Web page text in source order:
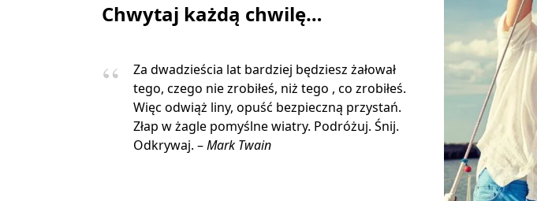
Chwytaj każdą chwilę…
Za dwadzieścia lat bardziej będziesz żałował
tego, czego nie zrobiłeś, niż tego , co zrobiłeś.
Więc odwiąż liny, opuść bezpieczną przystań.
Złap w żagle pomyślne wiatry. Podróżuj. Śnij.
Odkrywaj. –Mark Twain